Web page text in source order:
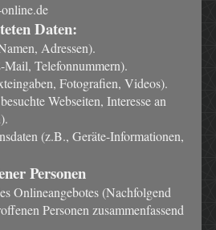
Daten:
Adressen).
Telefonnummern).
Fotografien, Videos).
Webseiten, Interesse an
(z.B., Geräte-Informationen,
Personen
Onlineangebotes (Nachfolgend
Personen zusammenfassend